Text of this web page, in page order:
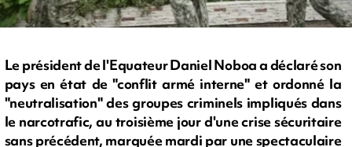
Le président de l'Equateur Daniel Noboa a déclaré son
pays en état de "conflit armé interne" et ordonné la
"neutralisation" des groupes criminels impliqués dans
le narcotrafic, au troisième jour d'une crise sécuritaire
sans précédent, marquée mardi par une spectaculaire